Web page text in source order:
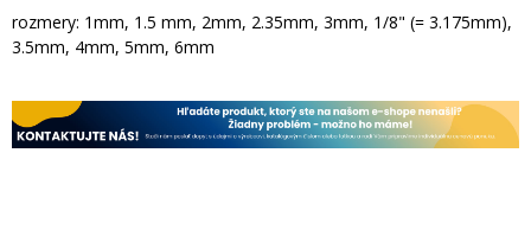
rozmery: 1mm, 1.5 mm, 2mm, 2.35mm, 3mm, 1/8" (= 3.175mm),
3.5mm, 4mm, 5mm, 6mm